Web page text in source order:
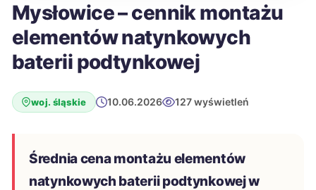
Mysłowice – cennik montażu
elementów natynkowych
baterii podtynkowej
woj. śląskie 10.06.2026 127 wyświetleń
Średnia cena montażu elementów
natynkowych baterii podtynkowej w